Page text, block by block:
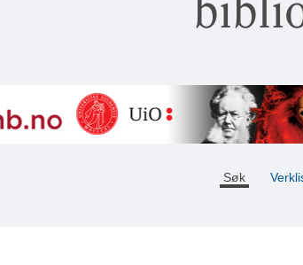
Søk